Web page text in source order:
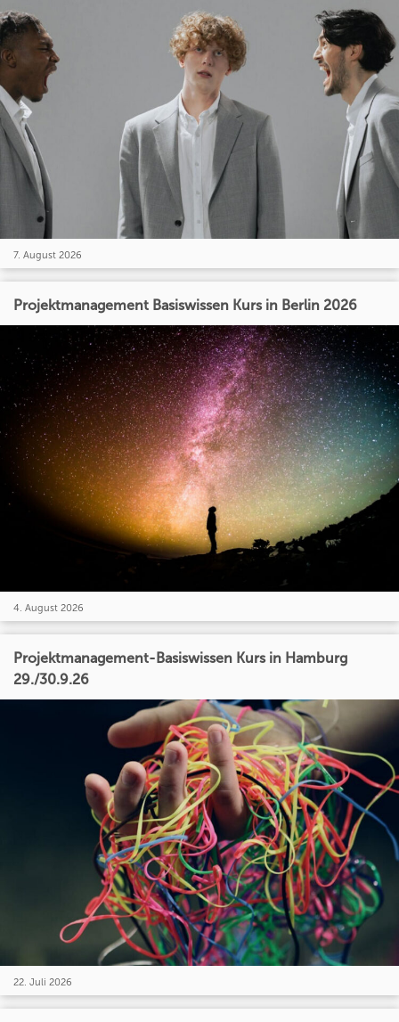
7. August 2026
Projektmanagement Basiswissen Kurs in Berlin 2026
4. August 2026
Projektmanagement-Basiswissen Kurs in Hamburg
29./30.9.26
22. Juli 2026